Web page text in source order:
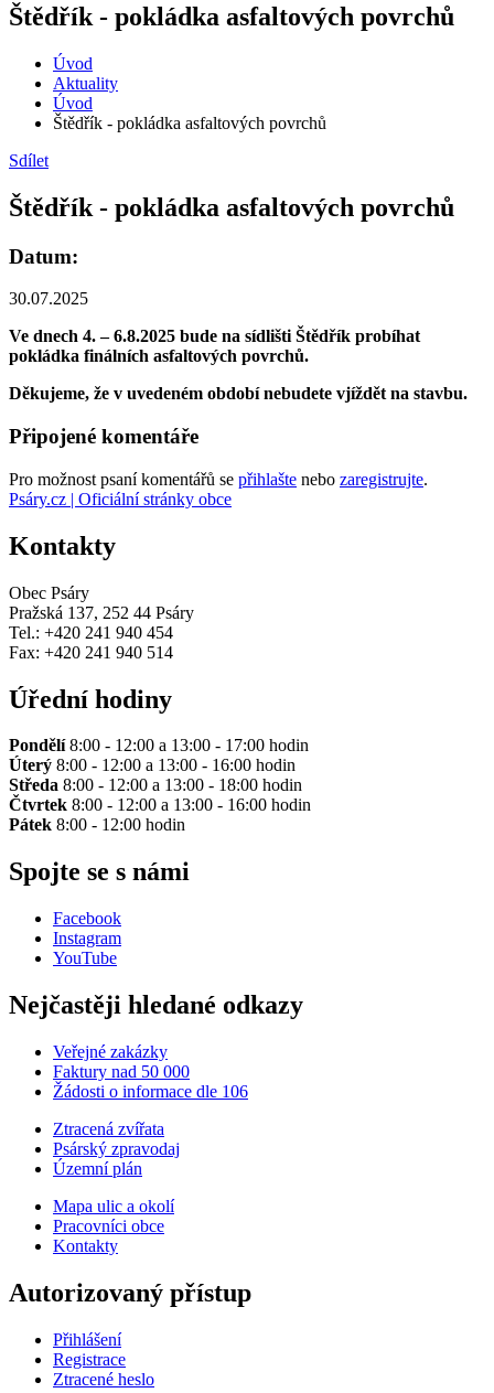
Štědřík - pokládka asfaltových povrchů
Úvod
Aktuality
Úvod
Štědřík - pokládka asfaltových povrchů
Sdílet
Štědřík - pokládka asfaltových povrchů
Datum:
30.07.2025
Ve dnech 4. – 6.8.2025 bude na sídlišti Štědřík probíhat
pokládka finálních asfaltových povrchů.
Děkujeme, že v uvedeném období nebudete vjíždět na stavbu.
Připojené komentáře
Pro možnost psaní komentářů se přihlašte nebo zaregistrujte.
Psáry.cz | Oficiální stránky obce
Kontakty
Obec Psáry
Pražská 137, 252 44 Psáry
Tel.: +420 241 940 454
Fax: +420 241 940 514
Úřední hodiny
Pondělí8:00 - 12:00 a 13:00 - 17:00 hodin
Úterý 8:00 - 12:00 a 13:00 - 16:00 hodin
Středa 8:00 - 12:00 a 13:00 - 18:00 hodin
Čtvrtek 8:00 - 12:00 a 13:00 - 16:00 hodin
Pátek 8:00 - 12:00 hodin
Spojte se s námi
Facebook
Instagram
YouTube
Nejčastěji hledané odkazy
Veřejné zakázky
Faktury nad 50 000
Žádosti o informace dle 106
Ztracená zvířata
Psárský zpravodaj
Územní plán
Mapa ulic a okolí
Pracovníci obce
Kontakty
Autorizovaný přístup
Přihlášení
Registrace
Ztracené heslo